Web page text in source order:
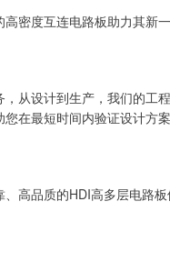
密度互连电路板助力其新
从设计到生产，我们的工
在最短时间内验证设计方案
高品质的HDI高多层电路